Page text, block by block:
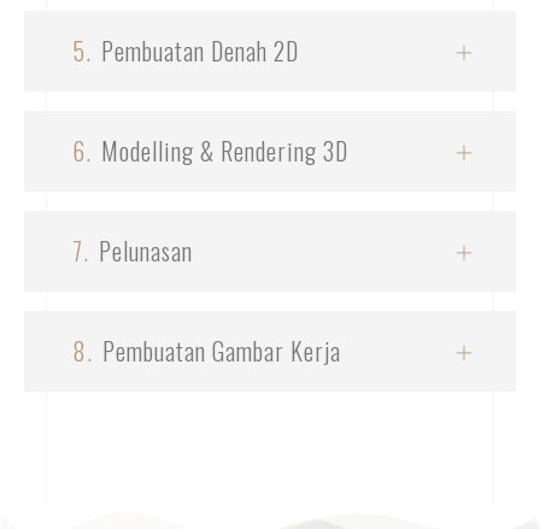
5. Pembuatan Denah 2D
6. Modelling & Rendering 3D
7. Pelunasan
8. Pembuatan Gambar Kerja